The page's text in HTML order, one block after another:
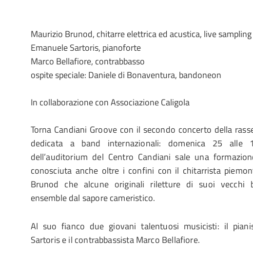
Maurizio Brunod, chitarre elettrica ed acustica, live sampling
Emanuele Sartoris, pianoforte
Marco Bellafiore, contrabbasso
ospite speciale: Daniele di Bonaventura, bandoneon
In collaborazione con Associazione Caligola
Torna Candiani Groove con il secondo concerto della
dedicata a band internazionali: domenica 25 alle
dell’auditorium del Centro Candiani sale una
conosciuta anche oltre i confini con il chitarrista
Brunod che alcune originali riletture di suoi vecchi
ensemble dal sapore cameristico.
Al suo fianco due giovani talentuosi musicisti: il
Sartoris e il contrabbassista Marco Bellafiore.